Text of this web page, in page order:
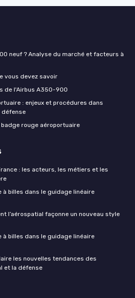
neuf ? Analyse du marché et facteurs à
vous devez savoir
de l'Airbus A350-900
: enjeux et procédures dans
défense
rouge aéroportuaire
: les acteurs, les métiers et les
billes dans le guidage linéaire
l’aérospatial façonne un nouveau style
billes dans le guidage linéaire
les nouvelles tendances des
et la défense